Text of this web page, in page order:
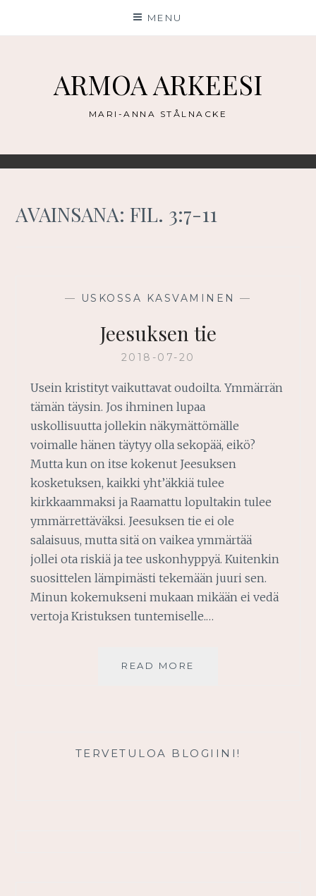
MENU
ARMOA ARKEESI
MARI-ANNA STÅLNACKE
AVAINSANA:FIL. 3:7-11
— USKOSSA KASVAMINEN —
Jeesuksen tie
2018-07-20
Usein kristityt vaikuttavat oudoilta. Ymmärrän
tämän täysin. Jos ihminen lupaa
uskollisuutta jollekin näkymättömälle
voimalle hänen täytyy olla sekopää, eikö?
Mutta kun on itse kokenut Jeesuksen
kosketuksen, kaikki yht’äkkiä tulee
kirkkaammaksi ja Raamattu lopultakin tulee
ymmärrettäväksi. Jeesuksen tie ei ole
salaisuus, mutta sitä on vaikea ymmärtää
jollei ota riskiä ja tee uskonhyppyä. Kuitenkin
suosittelen lämpimästi tekemään juuri sen.
Minun kokemukseni mukaan mikään ei vedä
vertoja Kristuksen tuntemiselle.…
READ MORE
TERVETULOA BLOGIINI!